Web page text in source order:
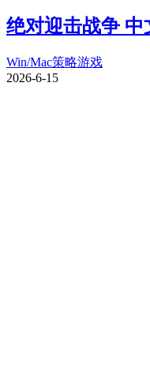
绝对迎击战争 中
Win/Mac策略游戏
2026-6-15